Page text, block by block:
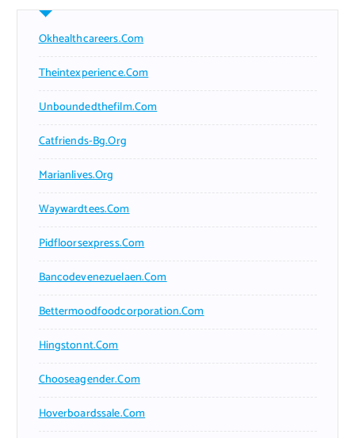
Okhealthcareers.com
Theintexperience.com
Unboundedthefilm.com
Catfriends-Bg.org
Marianlives.org
Waywardtees.com
Pidfloorsexpress.com
Bancodevenezuelaen.com
Bettermoodfoodcorporation.com
Hingstonnt.com
Chooseagender.com
Hoverboardssale.com